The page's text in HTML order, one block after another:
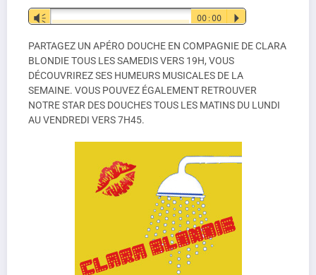
Lecteur
audio
Vm 00:00 P
PARTAGEZ UN APÉRO DOUCHE EN COMPAGNIE DE CLARA
BLONDIE TOUS LES SAMEDIS VERS 19H, VOUS
DÉCOUVRIREZ SES HUMEURS MUSICALES DE LA
SEMAINE. VOUS POUVEZ ÉGALEMENT RETROUVER
NOTRE STAR DES DOUCHES TOUS LES MATINS DU LUNDI
AU VENDREDI VERS 7H45.